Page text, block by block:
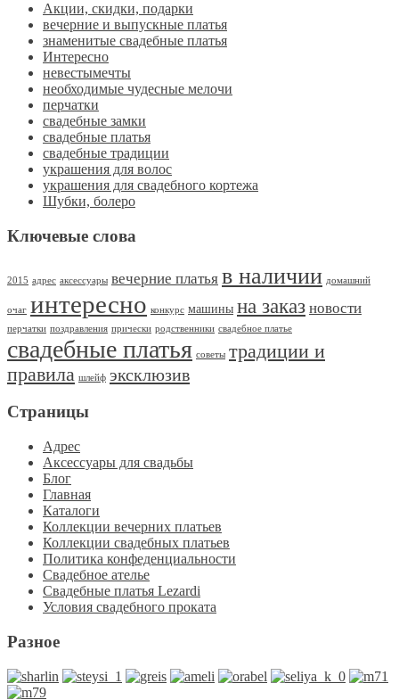
Акции, скидки, подарки
вечерние и выпускные платья
знаменитые свадебные платья
Интересно
невестымечты
необходимые чудесные мелочи
перчатки
свадебные замки
свадебные платья
свадебные традиции
украшения для волос
украшения для свадебного кортежа
Шубки, болеро
Ключевые слова
2015 адрес аксессуары вечерние платья в наличии домашний
очаг интересно конкурс машины на заказ новости
перчатки поздравления прически родственники свадебное платье
свадебные платья советы традиции и
правила шлейф эксклюзив
Страницы
Адрес
Аксессуары для свадьбы
Блог
Главная
Каталоги
Коллекции вечерних платьев
Коллекции свадебных платьев
Политика конфеденциальности
Свадебное ателье
Свадебные платья Lezardi
Условия свадебного проката
Разное